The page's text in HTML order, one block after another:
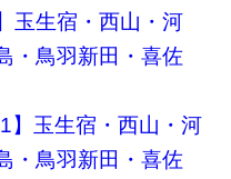
玉生宿・西山・河
・鳥羽新田・喜佐
】玉生宿・西山・河
・鳥羽新田・喜佐